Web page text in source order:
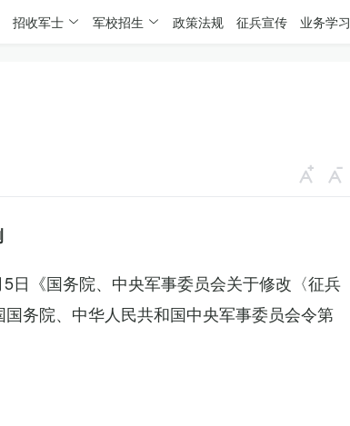
招收军士 军校招生 政策法规 征兵宣传 业务学习
日《国务院、中央军事委员会关于修改〈征兵
务院、中华人民共和国中央军事委员会令第